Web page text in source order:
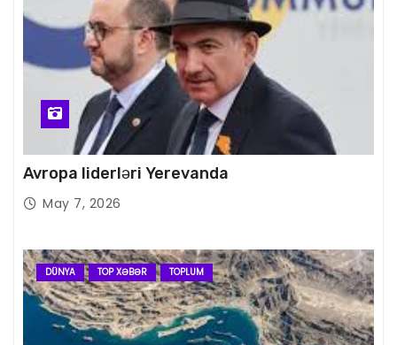
Avropa liderləri Yerevanda
May 7, 2026
DÜNYA TOP XƏBƏR TOPLUM